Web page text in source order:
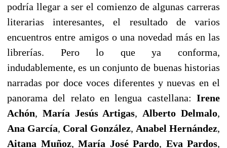
podría llegar a ser el comienzo de algunas carreras
literarias interesantes, el resultado de varios
encuentros entre amigos o una novedad más en las
librerías. Pero lo que ya conforma,
indudablemente, es un conjunto de buenas historias
narradas por doce voces diferentes y nuevas en el
panorama del relato en lengua castellana: Irene
Achón, María Jesús Artigas, Alberto Delmalo,
Ana García, Coral González, Anabel Hernández,
Aitana Muñoz, María José Pardo, Eva Pardos,